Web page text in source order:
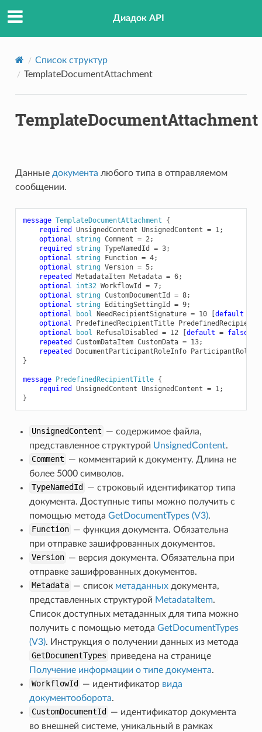
Диадок API
Список структур
TemplateDocumentAttachment
TemplateDocumentAttachment
Данные документа любого типа в отправляемом
сообщении.
message TemplateDocumentAttachment
{
required
UnsignedContent UnsignedContent = 1;
optional
string Comment = 2;
required
string TypeNamedId = 3;
optional
string Function = 4;
optional
string Version = 5;
repeated
MetadataItem Metadata = 6;
optional
int32 WorkflowId = 7;
optional
string CustomDocumentId = 8;
optional
string EditingSettingId = 9;
optional
bool NeedRecipientSignature = 10 [default
optional
PredefinedRecipientTitle
optional
bool RefusalDisabled = 12 [default = false
repeated
CustomDataItem CustomData = 13;
repeated
DocumentParticipantRoleInfo ParticipantRoles
}
message PredefinedRecipientTitle {
required
UnsignedContent UnsignedContent = 1;
}
UnsignedContent — содержимое файла,
представленное структурой UnsignedContent.
Comment — комментарий к документу. Длина не
более 5000 символов.
TypeNamedId
— строковый идентификатор типа
документа. Доступные типы можно получить с
помощью метода GetDocumentTypes (V3).
Function — функция документа. Обязательна
при отправке зашифрованных документов.
Version — версия документа. Обязательна при
отправке зашифрованных документов.
Metadata — список метаданных документа,
представленных структурой MetadataItem.
Список доступных метаданных для типа можно
получить с помощью метода GetDocumentTypes
(V3). Инструкция о получении данных из метода
GetDocumentTypes приведена на странице
Получение информации о типе документа.
WorkflowId
— идентификатор вида
документооборота.
CustomDocumentId
— идентификатор документа
во внешней системе, уникальный в рамках